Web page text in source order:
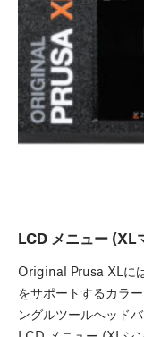
LCD メニュー (XL
Original Prusa XLに
をサポートするカラ
ングルツールヘッド